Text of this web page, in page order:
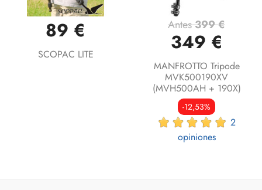
89 €
SCOPAC LITE
Antes399 €
349 €
MANFROTTO Tripode
MVK500190XV
(MVH500AH + 190X)
-12,53%
2
opiniones